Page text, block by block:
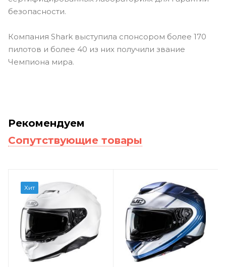
безопасности.
Компания Shark выступила спонсором более 170
пилотов и более 40 из них получили звание
Чемпиона мира.
Рекомендуем
Сопутствующие товары
Хит